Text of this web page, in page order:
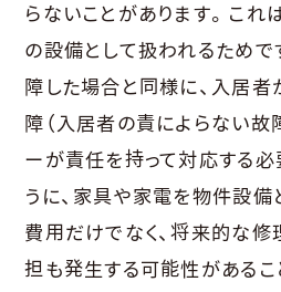
らないことがあります。これ
の設備として扱われるため
障した場合と同様に、入居
障（入居者の責によらない故
ーが責任を持って対応する必
うに、家具や家電を物件設備
費用だけでなく、将来的な修
担も発生する可能性があるこ